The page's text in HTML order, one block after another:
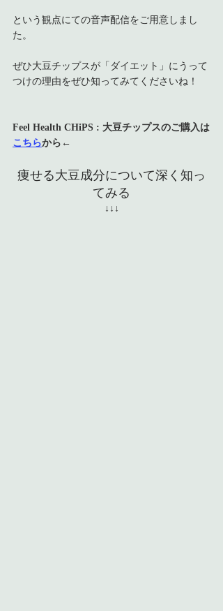
という観点にての音声配信をご用意しまし
た。
ぜひ大豆チップスが「ダイエット」にうって
つけの理由をぜひ知ってみてくださいね！
Feel Health CHiPS : 大豆チップスのご購入は
こちらから←
痩せる大豆成分について深く知っ
てみる
↓↓↓